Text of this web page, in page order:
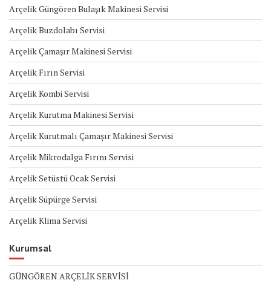
Arçelik Güngören Bulaşık Makinesi Servisi
Arçelik Buzdolabı Servisi
Arçelik Çamaşır Makinesi Servisi
Arçelik Fırın Servisi
Arçelik Kombi Servisi
Arçelik Kurutma Makinesi Servisi
Arçelik Kurutmalı Çamaşır Makinesi Servisi
Arçelik Mikrodalga Fırını Servisi
Arçelik Setüstü Ocak Servisi
Arçelik Süpürge Servisi
Arçelik Klima Servisi
Kurumsal
GÜNGÖREN ARÇELİK SERVİSİ